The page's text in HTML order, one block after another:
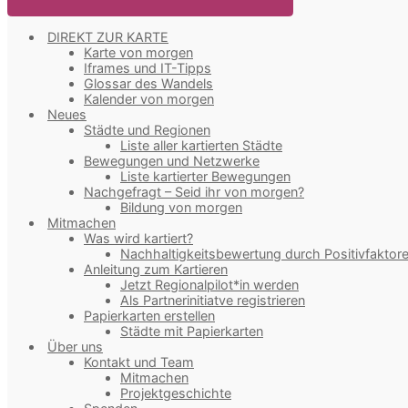
DIREKT ZUR KARTE
Karte von morgen
Iframes und IT-Tipps
Glossar des Wandels
Kalender von morgen
Neues
Städte und Regionen
Liste aller kartierten Städte
Bewegungen und Netzwerke
Liste kartierter Bewegungen
Nachgefragt – Seid ihr von morgen?
Bildung von morgen
Mitmachen
Was wird kartiert?
Nachhaltigkeitsbewertung durch
Anleitung zum Kartieren
Jetzt Regionalpilot*in werden
Als Partnerinitiatve registrieren
Papierkarten erstellen
Städte mit Papierkarten
Über uns
Kontakt und Team
Mitmachen
Projektgeschichte